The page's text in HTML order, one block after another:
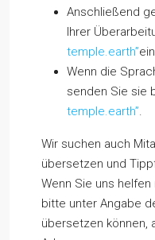
Anschließend
Ihrer
temple.earth”
Wenn die
senden Sie sie
temple.earth”.
Wir suchen auch
übersetzen und
Wenn Sie uns
bitte unter Angabe
übersetzen können,